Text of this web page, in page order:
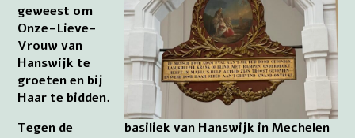
basiliek van Hanswijk in Mechelen
geweest om
Onze-Lieve-
Vrouw van
Hanswijk te
groeten en bij
Haar te bidden.
Tegen de